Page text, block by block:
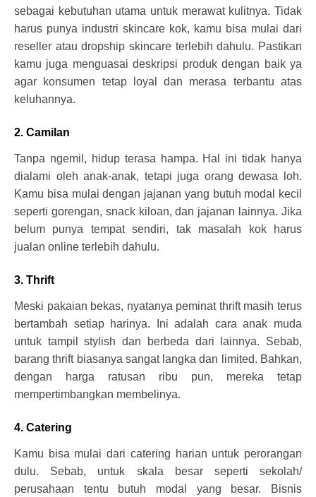
sebagai kebutuhan utama untuk merawat kulitnya. Tidak
harus punya industri skincare kok, kamu bisa mulai dari
reseller atau dropship skincare terlebih dahulu. Pastikan
kamu juga menguasai deskripsi produk dengan baik ya
agar konsumen tetap loyal dan merasa terbantu atas
keluhannya.
2. Camilan
Tanpa ngemil, hidup terasa hampa. Hal ini tidak hanya
dialami oleh anak-anak, tetapi juga orang dewasa loh.
Kamu bisa mulai dengan jajanan yang butuh modal kecil
seperti gorengan, snack kiloan, dan jajanan lainnya. Jika
belum punya tempat sendiri, tak masalah kok harus
jualan online terlebih dahulu.
3. Thrift
Meski pakaian bekas, nyatanya peminat thrift masih terus
bertambah setiap harinya. Ini adalah cara anak muda
untuk tampil stylish dan berbeda dari lainnya. Sebab,
barang thrift biasanya sangat langka dan limited. Bahkan,
dengan harga ratusan ribu pun, mereka tetap
mempertimbangkan membelinya.
4. Catering
Kamu bisa mulai dari catering harian untuk perorangan
dulu. Sebab, untuk skala besar seperti sekolah/
perusahaan tentu butuh modal yang besar. Bisnis